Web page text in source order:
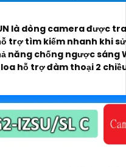
là dòng camera được
trợ tìm kiếm nhanh khi
năng chống ngược sáng
hỗ trợ đàm thoại 2